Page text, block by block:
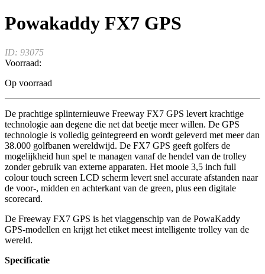
Powakaddy FX7 GPS
ID: 93075
Voorraad:
Op voorraad
De prachtige splinternieuwe Freeway FX7 GPS levert krachtige
technologie aan degene die net dat beetje meer willen. De GPS
technologie is volledig geintegreerd en wordt geleverd met meer dan
38.000 golfbanen wereldwijd. De FX7 GPS geeft golfers de
mogelijkheid hun spel te managen vanaf de hendel van de trolley
zonder gebruik van externe apparaten. Het mooie 3,5 inch full
colour touch screen LCD scherm levert snel accurate afstanden naar
de voor-, midden en achterkant van de green, plus een digitale
scorecard.
De Freeway FX7 GPS is het vlaggenschip van de PowaKaddy
GPS-modellen en krijgt het etiket meest intelligente trolley van de
wereld.
Specificatie